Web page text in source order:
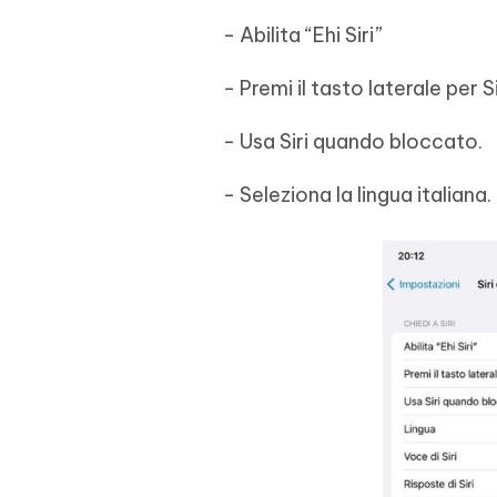
- Abilita “Ehi Siri”
- Premi il tasto laterale per
- Usa Siri quando bloccato.
- Seleziona la lingua italiana.